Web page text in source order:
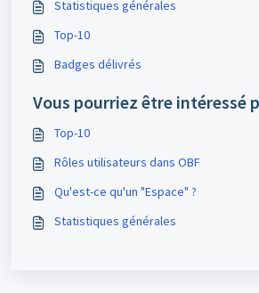
Statistiques générales
Top-10
Badges délivrés
Vous pourriez être intéressé
Top-10
Rôles utilisateurs dans OBF
Qu'est-ce qu'un "Espace" ?
Statistiques générales